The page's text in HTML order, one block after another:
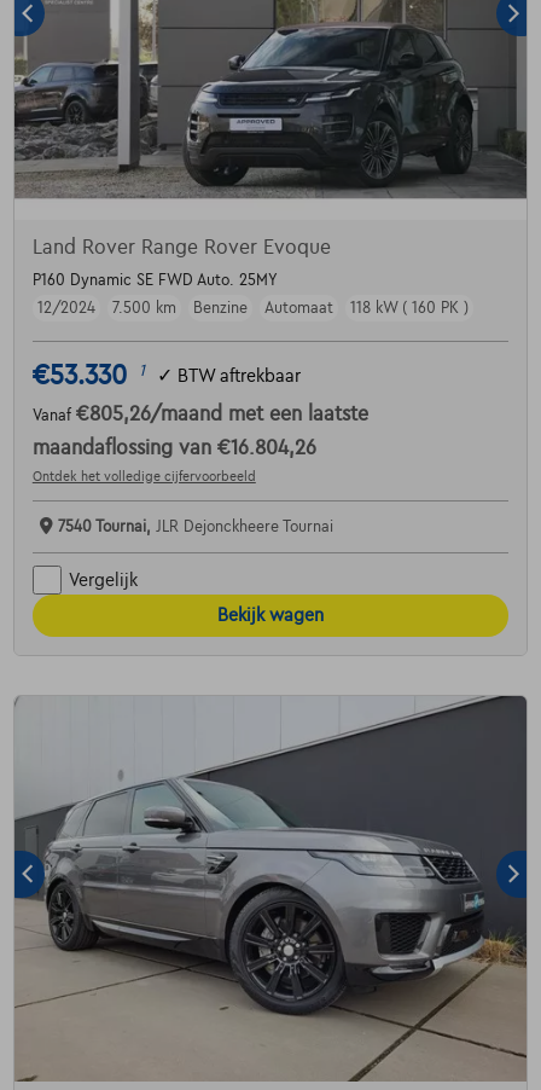
Land Rover Range Rover Evoque
P160 Dynamic SE FWD Auto. 25MY
12/2024
7.500 km Benzine Automaat 118 kW ( 160 PK )
€53.330 1 ✓ BTW aftrekbaar
Vanaf €805,26/maand met een laatste
maandaflossing van €16.804,26
Ontdek het volledige cijfervoorbeeld
7540 Tournai, JLR Dejonckheere Tournai
Vergelijk
Bekijk wagen